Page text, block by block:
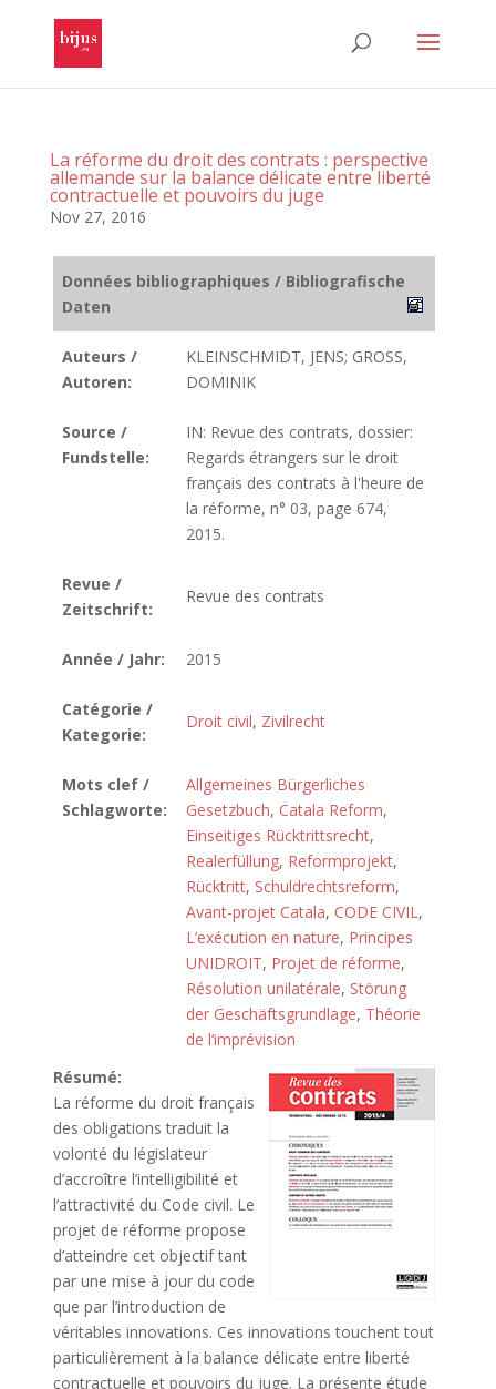
La réforme du droit des contrats : perspective
allemande sur la balance délicate entre liberté
contractuelle et pouvoirs du juge
Nov 27, 2016
Données bibliographiques / Bibliografische
Daten
Auteurs /
Autoren:
KLEINSCHMIDT, JENS; GROSS,
DOMINIK
Source /
Fundstelle:
IN: Revue des contrats, dossier:
Regards étrangers sur le droit
français des contrats à l'heure de
la réforme, n° 03, page 674,
2015.
Revue /
Zeitschrift:
Revue des contrats
Année / Jahr: 2015
Catégorie /
Kategorie:
Droit civil, Zivilrecht
Mots clef /
Schlagworte:
Allgemeines Bürgerliches
Gesetzbuch, Catala Reform,
Einseitiges Rücktrittsrecht,
Realerfüllung, Reformprojekt,
Rücktritt, Schuldrechtsreform,
Avant-projet Catala, CODE CIVIL,
L’exécution en nature, Principes
UNIDROIT, Projet de réforme,
Résolution unilatérale, Störung
der Geschäftsgrundlage, Théorie
de l‘imprévision
Résumé:
La réforme du droitfrançais
des obligations traduit la
volonté du législateur
d’accroître l’intelligibilité et
l’attractivité du Code civil. Le
projet de réforme propose
d’atteindre cet objectif tant
par une mise à jour du code
que par l’introduction de
véritables innovations. Ces innovations touchent tout
particulièrement à la balance délicate entre liberté
contractuelle et pouvoirs du juge. La présente étude